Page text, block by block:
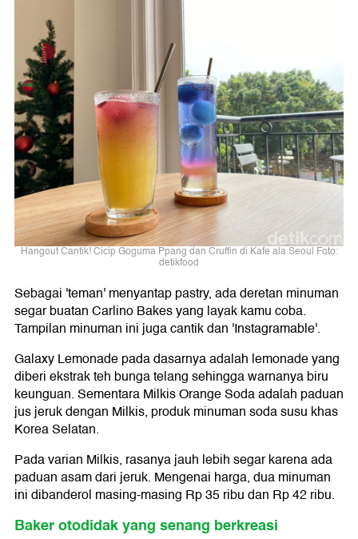
Hangout Cantik! Cicip Goguma Ppang dan Cruffin di Kafe ala Seoul Foto:
detikfood
Sebagai 'teman' menyantap pastry, ada deretan minuman
segar buatan Carlino Bakes yang layak kamu coba.
Tampilan minuman ini juga cantik dan 'Instagramable'.
Galaxy Lemonade pada dasarnya adalah lemonade yang
diberi ekstrak teh bunga telang sehingga warnanya biru
keunguan. Sementara Milkis Orange Soda adalah paduan
jus jeruk dengan Milkis, produk minuman soda susu khas
Korea Selatan.
Pada varian Milkis, rasanya jauh lebih segar karena ada
paduan asam dari jeruk. Mengenai harga, dua minuman
ini dibanderol masing-masing Rp 35 ribu dan Rp 42 ribu.
Baker otodidak yang senang berkreasi